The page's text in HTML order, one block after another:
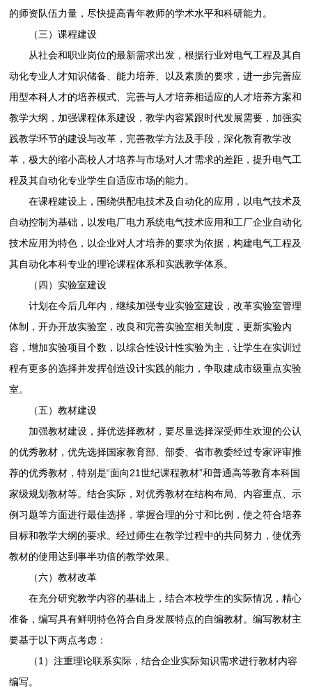
的师资队伍力量，尽快提高青年教师的学术水平和科研能力。
（三）课程建设
从社会和职业岗位的最新需求出发，根据行业对电气工程及其自
动化专业人才知识储备、能力培养、以及素质的要求，进一步完善应
用型本科人才的培养模式、完善与人才培养相适应的人才培养方案和
教学大纲，加强课程体系建设，教学内容紧跟时代发展需要，加强实
践教学环节的建设与改革，完善教学方法及手段，深化教育教学改
革，极大的缩小高校人才培养与市场对人才需求的差距，提升电气工
程及其自动化专业学生自适应市场的能力。
在课程建设上，围绕供配电技术及自动化的应用，以电气技术及
自动控制为基础，以发电厂电力系统电气技术应用和工厂企业自动化
技术应用为特色，以企业对人才培养的要求为依据，构建电气工程及
其自动化本科专业的理论课程体系和实践教学体系。
（四）实验室建设
计划在今后几年内，继续加强专业实验室建设，改革实验室管理
体制，开办开放实验室，改良和完善实验室相关制度，更新实验内
容，增加实验项目个数，以综合性设计性实验为主，让学生在实训过
程有更多的选择并发挥创造设计实践的能力，争取建成市级重点实验
室。
（五）教材建设
加强教材建设，择优选择教材，要尽量选择深受师生欢迎的公认
的优秀教材，优先选择国家教育部、部委、省市教委经过专家评审推
荐的优秀教材，特别是“面向21世纪课程教材”和普通高等教育本科国
家级规划教材等。结合实际，对优秀教材在结构布局、内容重点、示
例习题等方面进行最佳选择，掌握合理的分寸和比例，使之符合培养
目标和教学大纲的要求。经过师生在教学过程中的共同努力，使优秀
教材的使用达到事半功倍的教学效果。
（六）教材改革
在充分研究教学内容的基础上，结合本校学生的实际情况，精心
准备，编写具有鲜明特色符合自身发展特点的自编教材。编写教材主
要基于以下两点考虑：
（1）注重理论联系实际，结合企业实际知识需求进行教材内容
编写。